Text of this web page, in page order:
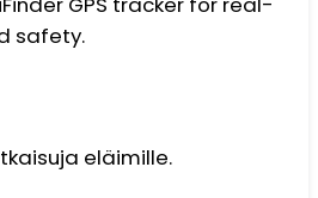
eläimille.